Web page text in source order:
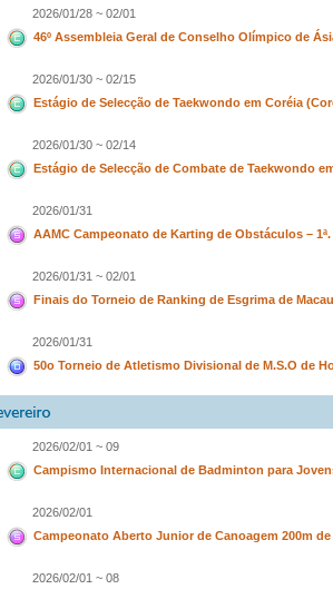
2026/01/28 ~ 02/01
46º Assembleia Geral de Conselho Olímpico de
2026/01/30 ~ 02/15
Estágio de Selecção de Taekwondo em Coréia
2026/01/30 ~ 02/14
Estágio de Selecção de Combate de Taekwondo
2026/01/31
AAMC Campeonato de Karting de Obstáculos – 1ª.
2026/01/31 ~ 02/01
Finais do Torneio de Ranking de Esgrima de
2026/01/31
50o Torneio de Atletismo Divisional de M.S.O de
2026/02/01 ~ 09
Campismo Internacional de Badminton para
2026/02/01
Campeonato Aberto Junior de Canoagem 200m de
2026/02/01 ~ 08